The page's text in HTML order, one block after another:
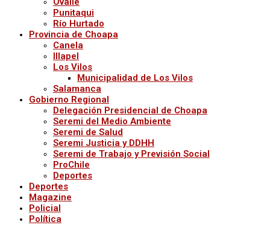
Punitaqui
Río Hurtado
Provincia de Choapa
Canela
Illapel
Los Vilos
Municipalidad de Los Vilos
Salamanca
Gobierno Regional
Delegación Presidencial de Choapa
Seremi del Medio Ambiente
Seremi de Salud
Seremi Justicia y DDHH
Seremi de Trabajo y Previsión Social
ProChile
Deportes
Deportes
Magazine
Policial
Política